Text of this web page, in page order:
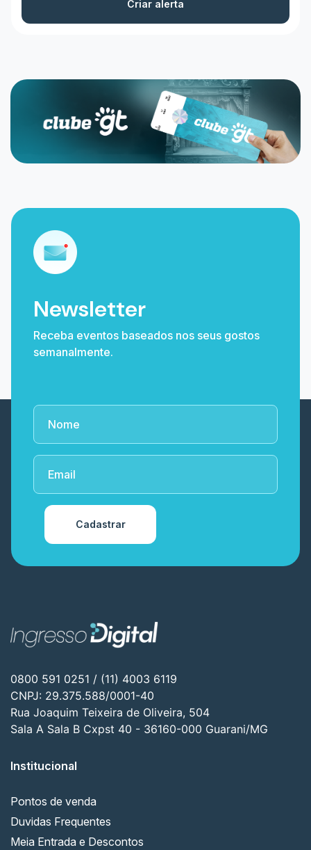
Criar alerta
Newsletter
Receba eventos baseados nos seus gostos
semanalmente.
Cadastrar
0800 591 0251 / (11) 4003 6119
CNPJ: 29.375.588/0001-40
Rua Joaquim Teixeira de Oliveira, 504
Sala A Sala B Cxpst 40 - 36160-000 Guarani/MG
Institucional
Pontos de venda
Duvidas Frequentes
Meia Entrada e Descontos